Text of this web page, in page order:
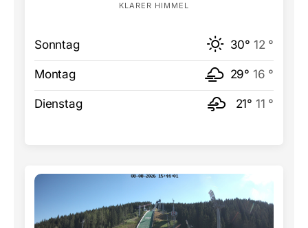
KLARER HIMMEL
Sonntag 30° 12 °
Montag 29° 16 °
Dienstag 21° 11 °